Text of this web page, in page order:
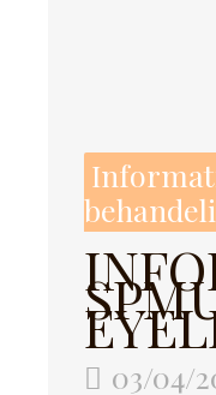
03/04/